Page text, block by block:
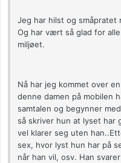
Jeg har hilst og småpratet
Og har vært så glad for
miljøet.
Nå har jeg kommet over
denne damen på mobilen
samtalen og begynner
så skriver hun at lyset har
vel klarer seg uten
sex, hvor lyst hun har på
når han vil, osv. Han